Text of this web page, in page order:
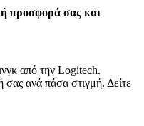
προσφορά σας και
από την Logitech.
σας ανά πάσα στιγμή. Δείτε